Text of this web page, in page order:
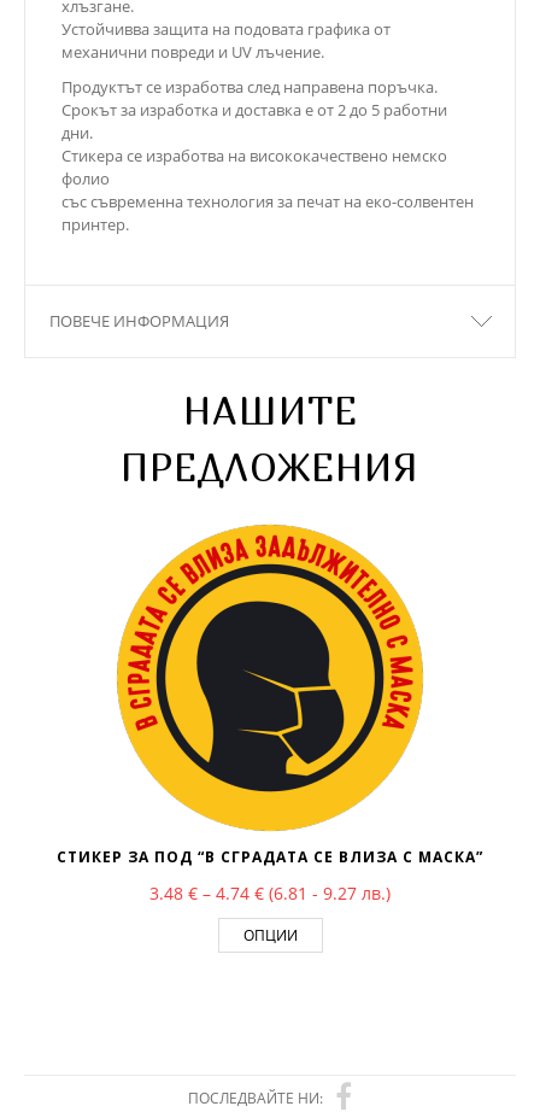
хлъзгане.
Устойчивва защита на подовата графика от
механични повреди и UV лъчение.
Продуктът се изработва след направена поръчка.
Срокът за изработка и доставка е от 2 до 5 работни
дни.
Стикера се изработва на висококачествено немско
фолио
със съвременна технология за печат на еко-солвентен
принтер.
ПОВЕЧЕ ИНФОРМАЦИЯ
НАШИТЕ
ПРЕДЛОЖЕНИЯ
СТИКЕР ЗА ПОД “В СГРАДАТА СЕ ВЛИЗА С МАСКА”
3.48 € – 4.74 €Price range: 3.48 € through 4.74 €
(6.81 - 9.27 лв.)
ОПЦИИ
ПОСЛЕДВАЙТЕ НИ: